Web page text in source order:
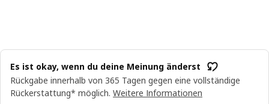
Es ist okay, wenn du deine Meinung änderst
Rückgabe innerhalb von 365 Tagen gegen eine vollständige
Rückerstattung* möglich. Weitere Informationen